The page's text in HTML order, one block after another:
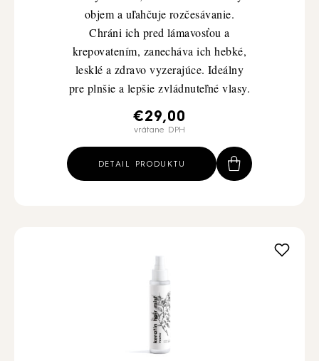
objem a uľahčuje rozčesávanie.
Chráni ich pred lámavosťou a
krepovatením, zanecháva ich hebké,
lesklé a zdravo vyzerajúce. Ideálny
pre plnšie a lepšie zvládnuteľné vlasy.
€29,00
vrátane DPH
DETAIL PRODUKTU